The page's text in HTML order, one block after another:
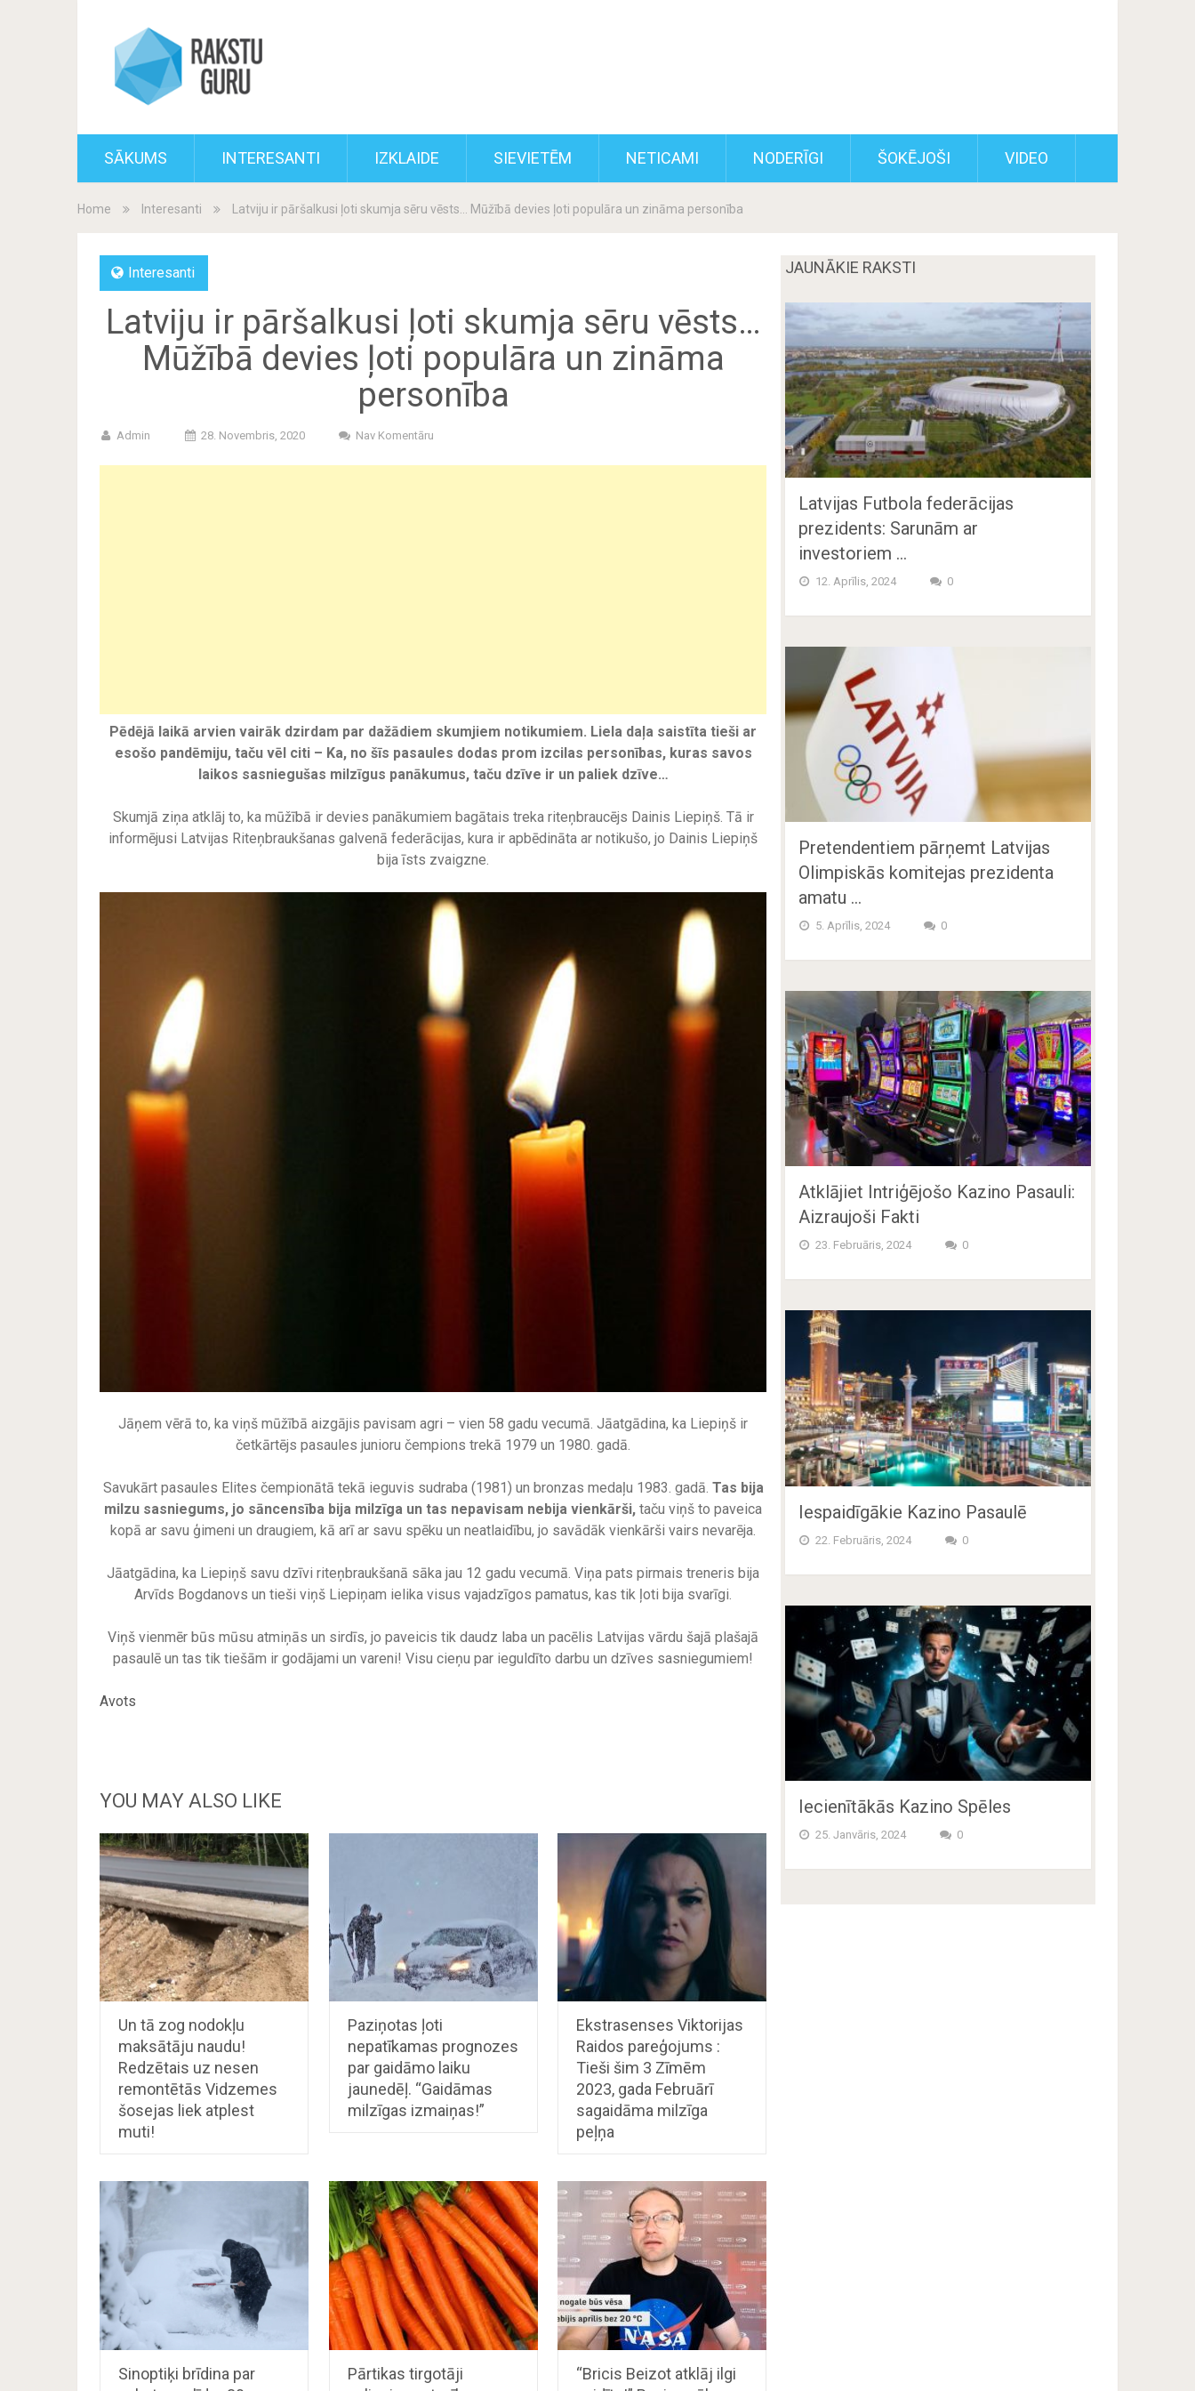
SĀKUMS INTERESANTI IZKLAIDE SIEVIETĒM NETICAMI NODERĪGI ŠOKĒJOŠI VIDEO
Home Interesanti Latviju ir pāršalkusi ļoti skumja sēru vēsts… Mūžībā devies ļoti populāra un zināma personība
Interesanti
Latviju ir pāršalkusi ļoti skumja sēru vēsts…
Mūžībā devies ļoti populāra un zināma
personība
Admin 28. Novembris, 2020 Nav Komentāru
Pēdējā laikā arvien vairāk dzirdam par dažādiem skumjiem notikumiem. Liela daļa saistīta tieši ar
esošo pandēmiju, taču vēl citi – Ka, no šīs pasaules dodas prom izcilas personības, kuras savos
laikos sasniegušas milzīgus panākumus, taču dzīve ir un paliek dzīve…
Skumjā ziņa atklāj to, ka mūžībā ir devies panākumiem bagātais treka riteņbraucējs Dainis Liepiņš. Tā ir
informējusi Latvijas Riteņbraukšanas galvenā federācijas, kura ir apbēdināta ar notikušo, jo Dainis Liepiņš
bija īsts zvaigzne.
Jāņem vērā to, ka viņš mūžībā aizgājis pavisam agri – vien 58 gadu vecumā. Jāatgādina, ka Liepiņš ir
četkārtējs pasaules junioru čempions trekā 1979 un 1980. gadā.
Savukārt pasaules Elites čempionātā tekā ieguvis sudraba (1981) un bronzas medaļu 1983. gadā. Tas bija
milzu sasniegums, jo sāncensība bija milzīga un tas nepavisam nebija vienkārši, taču viņš to paveica
kopā ar savu ģimeni un draugiem, kā arī ar savu spēku un neatlaidību, jo savādāk vienkārši vairs nevarēja.
Jāatgādina, ka Liepiņš savu dzīvi riteņbraukšanā sāka jau 12 gadu vecumā. Viņa pats pirmais treneris bija
Arvīds Bogdanovs un tieši viņš Liepiņam ielika visus vajadzīgos pamatus, kas tik ļoti bija svarīgi.
Viņš vienmēr būs mūsu atmiņās un sirdīs, jo paveicis tik daudz laba un pacēlis Latvijas vārdu šajā plašajā
pasaulē un tas tik tiešām ir godājami un vareni! Visu cieņu par ieguldīto darbu un dzīves sasniegumiem!
Avots
YOU MAY ALSO LIKE
Un tā zog nodokļu
maksātāju naudu!
Redzētais uz nesen
remontētās Vidzemes
šosejas liek atplest
muti!
Paziņotas ļoti
nepatīkamas prognozes
par gaidāmo laiku
jaunedēļ. “Gaidāmas
milzīgas izmaiņas!”
Ekstrasenses Viktorijas
Raidos pareģojums :
Tieši šim 3 Zīmēm
2023, gada Februārī
sagaidāma milzīga
peļņa
Sinoptiķi brīdina par
Pārtikas tirgotāji
“Bricis Beizot atklāj ilgi
JAUNĀKIE RAKSTI
Latvijas Futbola federācijas
prezidents: Sarunām ar
investoriem …
12. Aprīlis, 2024 0
Pretendentiem pārņemt Latvijas
Olimpiskās komitejas prezidenta
amatu …
5. Aprīlis, 2024 0
Atklājiet Intriģējošo Kazino Pasauli:
Aizraujoši Fakti
23. Februāris, 2024 0
Iespaidīgākie Kazino Pasaulē
22. Februāris, 2024 0
Iecienītākās Kazino Spēles
25. Janvāris, 2024 0